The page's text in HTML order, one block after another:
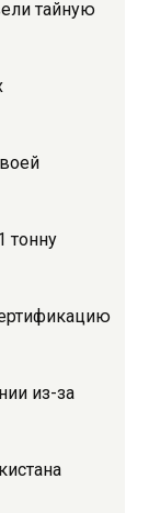
тайную
тонну
из-за